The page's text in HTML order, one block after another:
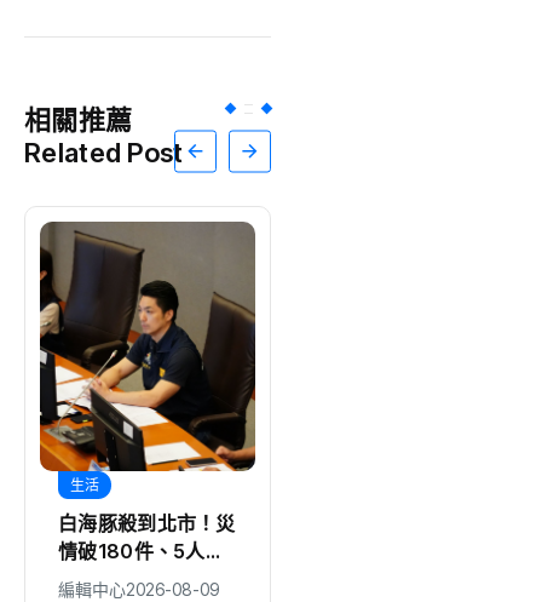
相關推薦
Related Post
生活
白海豚殺到北市！災
情破180件、5人受
傷 蔣萬安：勿鬆懈
編輯中心2026-08-09